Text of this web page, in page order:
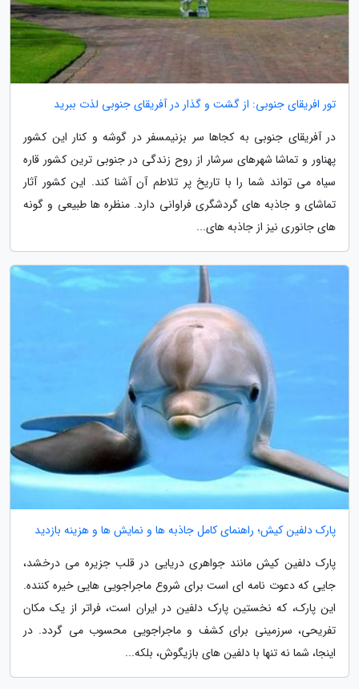
تور افریقای جنوبی: از گشت و گذار در آفریقای جنوبی لذت ببرید
در آفریقای جنوبی به کجاها سر بزنیمسفر در گوشه و کنار این کشور
پهناور و تماشا شهرهای سرشار از روح زندگی در جنوبی ترین کشور قاره
سیاه می تواند شما را با تاریخ پر تلاطم آن آشنا کند. این کشور آثار
تماشای و جاذبه های گردشگری فراوانی دارد. منظره ها طبیعی و گونه
های جانوری نیز از جاذبه های...
پارک دلفین کیش؛ راهنمای کامل جاذبه ها و نمایش ها و هزینه بازدید
پارک دلفین کیش مانند جواهری دریایی در قلب جزیره می درخشد،
جایی که دعوت نامه ای است برای شروع ماجراجویی هایی خیره کننده.
این پارک، که نخستین پارک دلفین در ایران است، فراتر از یک مکان
تفریحی، سرزمینی برای کشف و ماجراجویی محسوب می گردد. در
اینجا، شما نه تنها با دلفین های بازیگوش، بلکه...